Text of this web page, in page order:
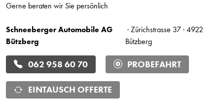
Gerne beraten wir Sie persönlich
Schneeberger Automobile AG
Bützberg
· Zürichstrasse 37 · 4922
Bützberg
062 958 60 70 PROBEFAHRT
EINTAUSCH OFFERTE